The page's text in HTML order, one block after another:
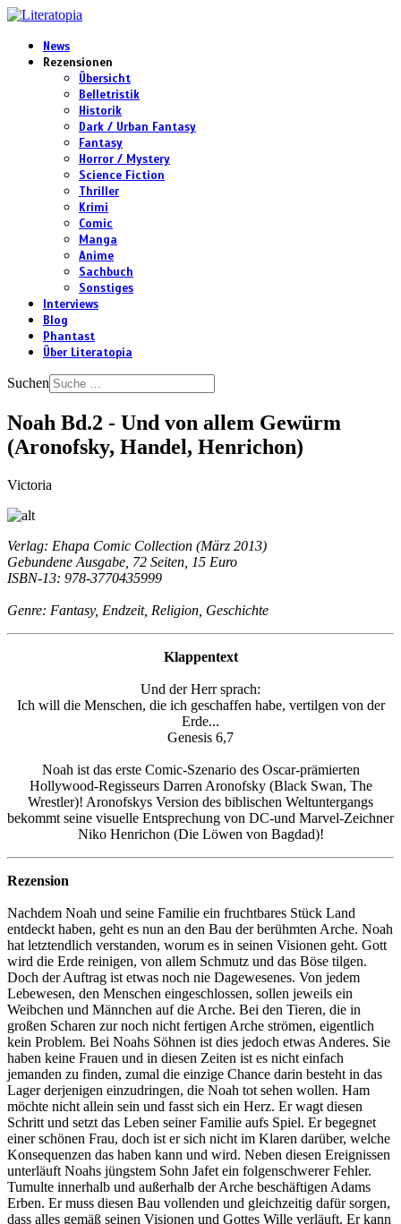
News
Rezensionen
Übersicht
Belletristik
Historik
Dark / Urban Fantasy
Fantasy
Horror / Mystery
Science Fiction
Thriller
Krimi
Comic
Manga
Anime
Sachbuch
Sonstiges
Interviews
Blog
Phantast
Über Literatopia
Suchen
Noah Bd.2 - Und von allem Gewürm
(Aronofsky, Handel, Henrichon)
Victoria
Verlag: Ehapa Comic Collection (März 2013)
Gebundene Ausgabe, 72 Seiten, 15 Euro
ISBN-13: 978-3770435999
Genre: Fantasy, Endzeit, Religion, Geschichte
Klappentext
Und der Herr sprach:
Ich will die Menschen, die ich geschaffen habe, vertilgen von der
Erde...
Genesis 6,7
Noah ist das erste Comic-Szenario des Oscar-prämierten
Hollywood-Regisseurs Darren Aronofsky (Black Swan, The
Wrestler)! Aronofskys Version des biblischen Weltuntergangs
bekommt seine visuelle Entsprechung von DC-und Marvel-Zeichner
Niko Henrichon (Die Löwen von Bagdad)!
Rezension
Nachdem Noah und seine Familie ein fruchtbares Stück Land
entdeckt haben, geht es nun an den Bau der berühmten Arche. Noah
hat letztendlich verstanden, worum es in seinen Visionen geht. Gott
wird die Erde reinigen, von allem Schmutz und das Böse tilgen.
Doch der Auftrag ist etwas noch nie Dagewesenes. Von jedem
Lebewesen, den Menschen eingeschlossen, sollen jeweils ein
Weibchen und Männchen auf die Arche. Bei den Tieren, die in
großen Scharen zur noch nicht fertigen Arche strömen, eigentlich
kein Problem. Bei Noahs Söhnen ist dies jedoch etwas Anderes. Sie
haben keine Frauen und in diesen Zeiten ist es nicht einfach
jemanden zu finden, zumal die einzige Chance darin besteht in das
Lager derjenigen einzudringen, die Noah tot sehen wollen. Ham
möchte nicht allein sein und fasst sich ein Herz. Er wagt diesen
Schritt und setzt das Leben seiner Familie aufs Spiel. Er begegnet
einer schönen Frau, doch ist er sich nicht im Klaren darüber, welche
Konsequenzen das haben kann und wird. Neben diesen Ereignissen
unterläuft Noahs jüngstem Sohn Jafet ein folgenschwerer Fehler.
Tumulte innerhalb und außerhalb der Arche beschäftigen Adams
Erben. Er muss diesen Bau vollenden und gleichzeitig dafür sorgen,
dass alles gemäß seinen Visionen und Gottes Wille verläuft. Er kann